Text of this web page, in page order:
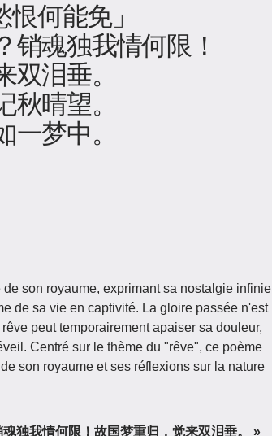
恨何能免」
销魂独我情何限！
泪垂。
晴望。
梦中。
son royaume, exprimant sa nostalgie infinie
de sa vie en captivité. La gloire passée n'est
peut temporairement apaiser sa douleur,
Centré sur le thème du "rêve", ce poème
son royaume et ses réflexions sur la nature
独我情何限！故国梦重归，觉来双泪垂。 »